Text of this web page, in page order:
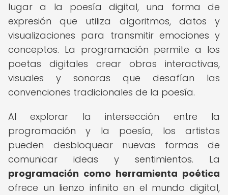
lugar a la poesía digital, una forma de
expresión que utiliza algoritmos, datos y
visualizaciones para transmitir emociones y
conceptos. La programación permite a los
poetas digitales crear obras interactivas,
visuales y sonoras que desafían las
convenciones tradicionales de la poesía.
Al explorar la intersección entre la
programación y la poesía, los artistas
pueden desbloquear nuevas formas de
comunicar ideas y sentimientos. La
programación como herramienta poética
ofrece un lienzo infinito en el mundo digital,